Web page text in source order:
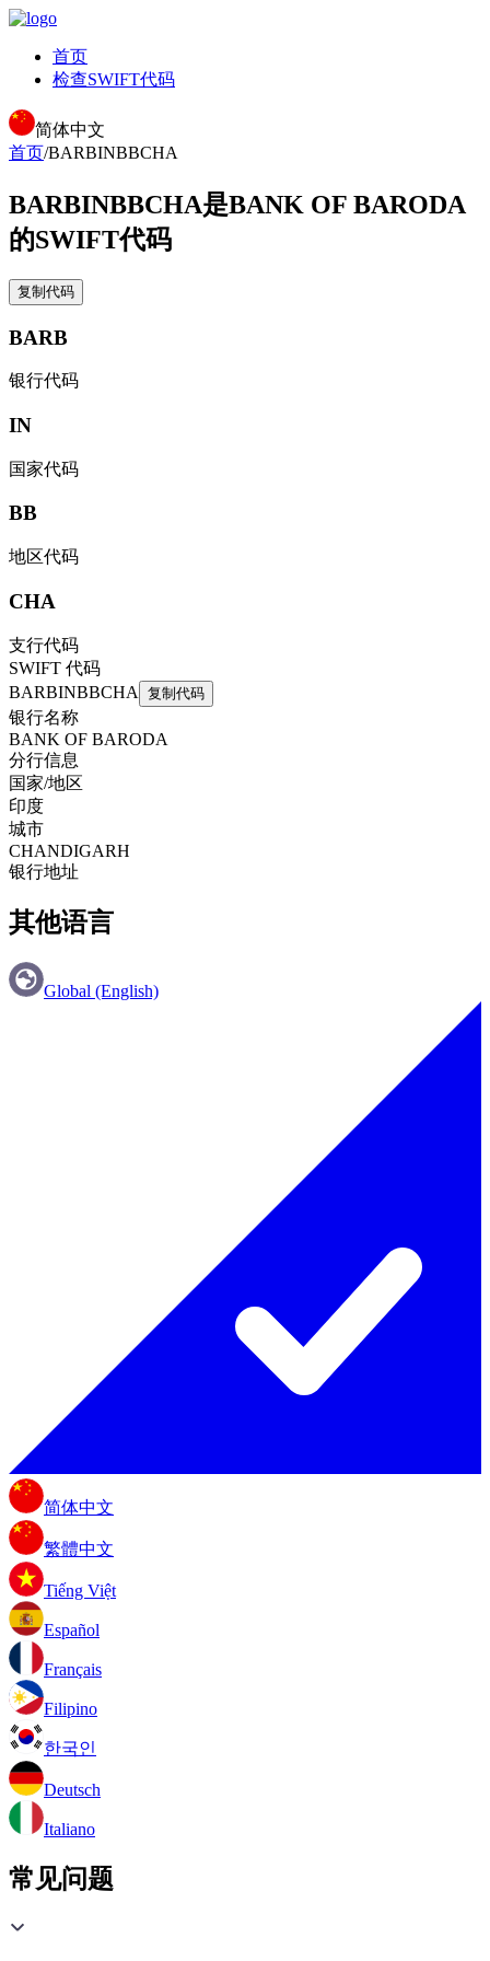
首页
检查SWIFT代码
简体中文
首页/BARBINBBCHA
BARBINBBCHA是BANK OF BARODA
的SWIFT代码
复制代码
BARB
银行代码
IN
国家代码
BB
地区代码
CHA
支行代码
SWIFT 代码
BARBINBBCHA
复制代码
银行名称
BANK OF BARODA
分行信息
国家/地区
印度
城市
CHANDIGARH
银行地址
其他语言
Global (English)
简体中文
繁體中文
Tiếng Việt
Español
Français
Filipino
한국인
Deutsch
Italiano
常见问题